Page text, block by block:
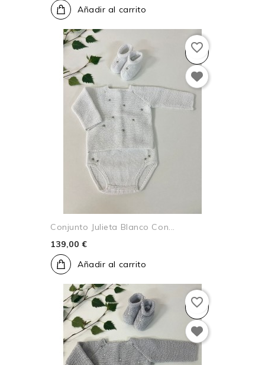
Añadir al carrito
Conjunto Julieta Blanco Con...
139,00 €
Añadir al carrito
favorite_border
favorite_border